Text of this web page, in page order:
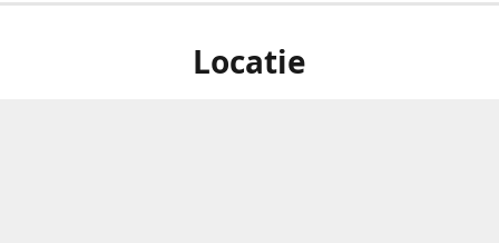
Locatie